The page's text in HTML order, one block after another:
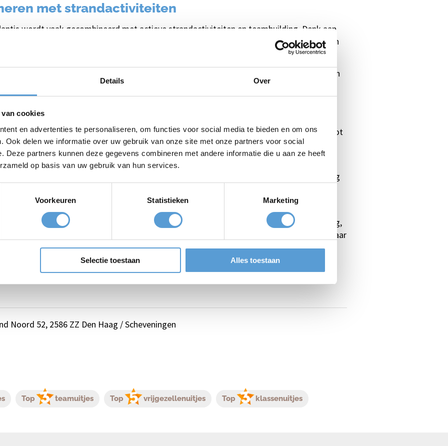
Details Over
cookies
en advertenties te personaliseren, om functies voor social media te bieden en om ons
Ook delen we informatie over uw gebruik van onze site met onze partners voor social
Deze partners kunnen deze gegevens combineren met andere informatie die u aan ze heeft
op basis van uw gebruik van hun services.
Voorkeuren Statistieken Marketing
Selectie toestaan Alles toestaan
met strandactiviteiten
wordt vaak gecombineerd met actieve strandactiviteiten en teambuilding. Denk aan
creatieve workshops, groepsspellen of ontspannen activiteiten waarbij samenwerken
te combineren met horeca ontstaat een compleet verzorgde dag voor uw team.
een afdelingsuitje of een grootschalig personeelsevenement: de combinatie van
zorgt voor een andere dynamiek dan een standaard vergaderlocatie of
aan zee
volledig verzorgd worden georganiseerd. Van ontvangst met koffie en ontbijt tot
en BBQ arrangementen. Hierdoor hoeft u zelf nauwelijks iets te regelen en kunt u zich
of relaties.
en aanvullende wensen kunnen worden gecombineerd om een evenement volledig
is vrijwel ieder bedrijfsuitje of zakelijke bijeenkomst op maat samen te stellen.
locatie aan het strand van Scheveningen en is goed bereikbaar vanuit Den Haag,
Hierdoor vormt de locatie een populaire keuze voor organisaties die op zoek zijn naar
voor bedrijfsuitjes, teamdagen en zakelijke evenementen.
Noord 52, 2586 ZZ Den Haag / Scheveningen
Top teamuitjes Top vrijgezellenuitjes Top klassenuitjes